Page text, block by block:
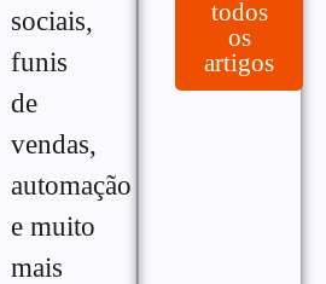
sociais,
funis
de
vendas,
automação
e muito
mais
todos
os
artigos